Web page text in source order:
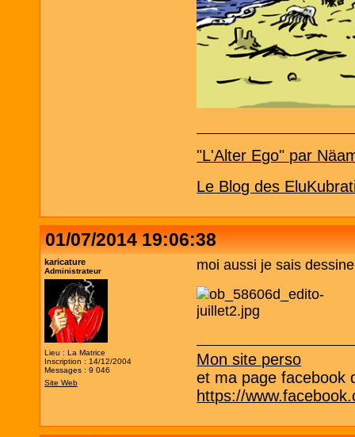
"L'Alter Ego" par
Le Blog des
01/07/2014 19:06:38
karicature
Administrateur
Lieu : La Matrice
Inscription : 14/12/2004
Messages : 9 046
Site Web
moi aussi je sais
Mon site perso
et ma page facebook
https://